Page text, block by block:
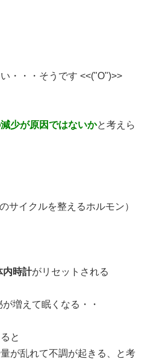
・・・そうです <<("O")>>
少が原因ではないかと考えら
サイクルを整えるホルモン）
内時計がリセットされる
が増えて眠くなる・・
と
が乱れて不調が起きる、と考